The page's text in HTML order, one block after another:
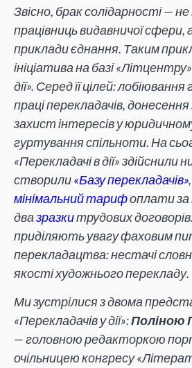
Звісно, брак солідарності —
працівниць видавничої сфери,
приклади єднання. Таким
ініціатива на базі
дії». Серед її цілей:
праці перекладачів,
захист інтересів у
гуртування спільноти. На
«Перекладачі в дії» здійснили
створили«Базу перекладачів»
мінімальний тарифоплати за
двазразкитрудових
приділяють увагу фаховим
перекладацтва: нестачі
якості художнього перекладу.
Ми зустрілися з двома
«Перекладачів у дії»:Поліною
— головною редакторкою
очільницею конгресу